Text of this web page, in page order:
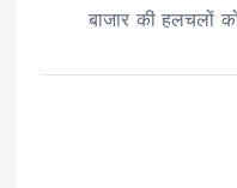
बाजार की हलचलों को